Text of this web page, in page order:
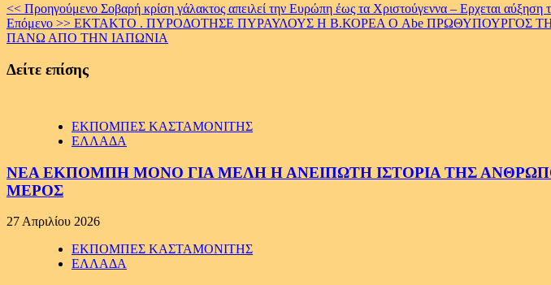
Continue
Reading
<< Προηγούμενο Σοβαρή κρίση γάλακτος απειλεί την Ευρώπη έως τα Χριστούγεννα – Ερχεται αύξηση
Επόμενο >> EKTAKTO . ΠΥΡΟΔΟΤΗΣΕ ΠΥΡΑΥΛΟΥΣ Η Β.ΚΟΡΕΑ Ο Abe ΠΡΩΘΥΠΟΥΡΓΟΣ
ΠΑΝΩ ΑΠΟ ΤΗΝ ΙΑΠΩΝΙΑ
Δείτε επίσης
ΕΚΠΟΜΠΕΣ ΚΑΣΤΑΜΟΝΙΤΗΣ
ΕΛΛΑΔΑ
ΝΕΑ ΕΚΠΟΜΠΗ ΜΟΝΟ ΓΙΑ ΜΕΛΗ Η ΑΝΕΙΠΩΤΗ ΙΣΤΟΡΙΑ ΤΗΣ
ΜΕΡΟΣ
27 Απριλίου 2026
ΕΚΠΟΜΠΕΣ ΚΑΣΤΑΜΟΝΙΤΗΣ
ΕΛΛΑΔΑ